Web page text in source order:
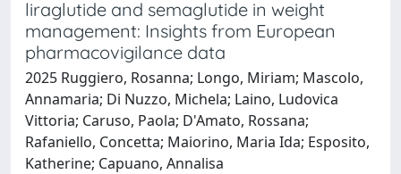
liraglutide and semaglutide in weight
management: Insights from European
pharmacovigilance data
2025 Ruggiero, Rosanna; Longo, Miriam; Mascolo,
Annamaria; Di Nuzzo, Michela; Laino, Ludovica
Vittoria; Caruso, Paola; D'Amato, Rossana;
Rafaniello, Concetta; Maiorino, Maria Ida; Esposito,
Katherine; Capuano, Annalisa